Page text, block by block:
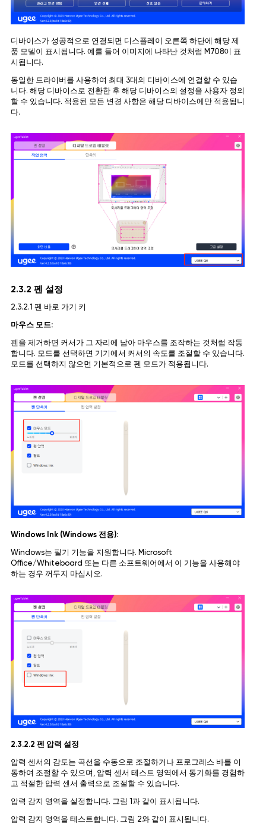
디바이스가 성공적으로 연결되면 디스플레이 오른쪽 하단에 해당 제
품 모델이 표시됩니다. 예를 들어 이미지에 나타난 것처럼 M708이 표
시됩니다.
동일한 드라이버를 사용하여 최대 3대의 디바이스에 연결할 수 있습
니다. 해당 디바이스로 전환한 후 해당 디바이스의 설정을 사용자 정의
할 수 있습니다. 적용된 모든 변경 사항은 해당 디바이스에만 적용됩니
다.
2.3.2 펜 설정
2.3.2.1 펜 바로 가기 키
마우스 모드:
펜을 제거하면 커서가 그 자리에 남아 마우스를 조작하는 것처럼 작동
합니다. 모드를 선택하면 기기에서 커서의 속도를 조절할 수 있습니다.
모드를 선택하지 않으면 기본적으로 펜 모드가 적용됩니다.
Windows Ink (Windows 전용):
Windows는 필기 기능을 지원합니다. Microsoft
Office/Whiteboard 또는 다른 소프트웨어에서 이 기능을 사용해야
하는 경우 꺼두지 마십시오.
2.3.2.2 펜 압력 설정
압력 센서의 감도는 곡선을 수동으로 조절하거나 프로그레스 바를 이
동하여 조절할 수 있으며, 압력 센서 테스트 영역에서 동기화를 경험하
고 적절한 압력 센서 출력으로 조절할 수 있습니다.
압력 감지 영역을 설정합니다. 그림 1과 같이 표시됩니다.
압력 감지 영역을 테스트합니다. 그림 2와 같이 표시됩니다.